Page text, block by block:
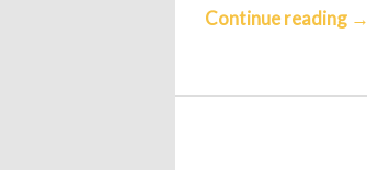
Continue reading →